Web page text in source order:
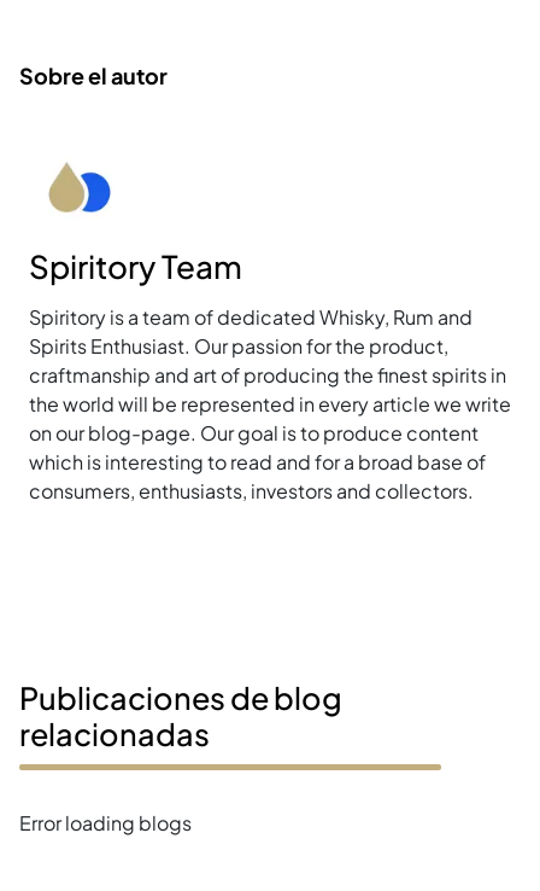
Sobre el autor
Spiritory Team
Spiritory is a team of dedicated Whisky, Rum and
Spirits Enthusiast. Our passion for the product,
craftmanship and art of producing the finest spirits in
the world will be represented in every article we write
on our blog-page. Our goal is to produce content
which is interesting to read and for a broad base of
consumers, enthusiasts, investors and collectors.
Publicaciones de blog
relacionadas
Error loading blogs